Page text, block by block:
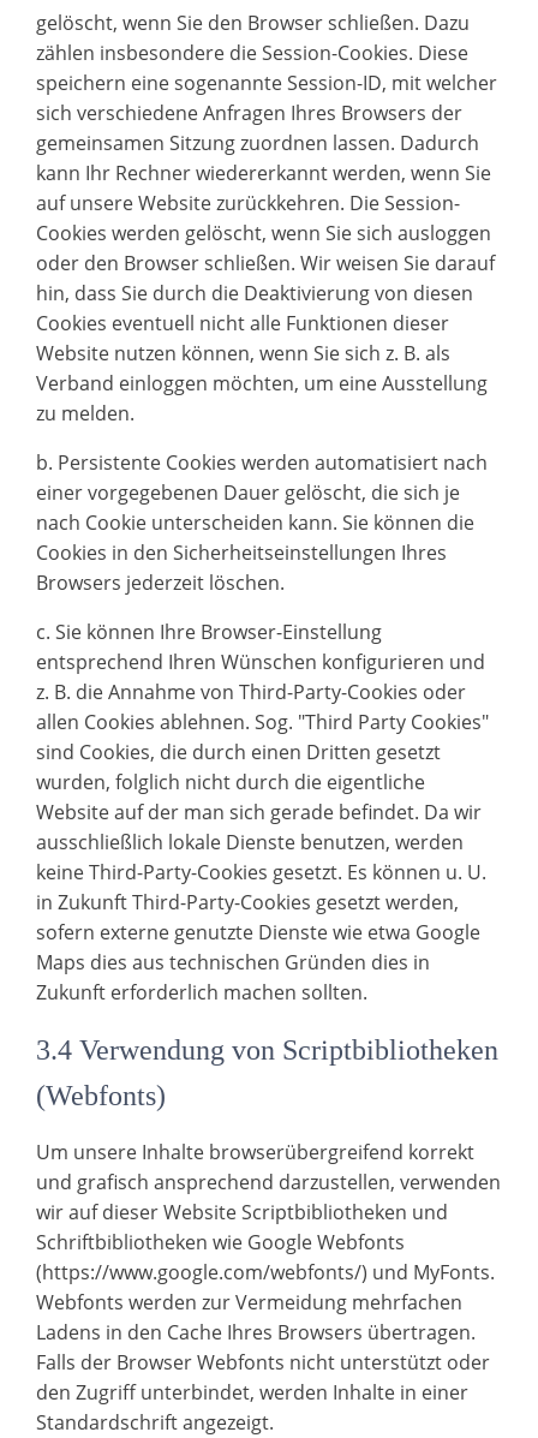
gelöscht, wenn Sie den Browser schließen. Dazu
zählen insbesondere die Session-Cookies. Diese
speichern eine sogenannte Session-ID, mit welcher
sich verschiedene Anfragen Ihres Browsers der
gemeinsamen Sitzung zuordnen lassen. Dadurch
kann Ihr Rechner wiedererkannt werden, wenn Sie
auf unsere Website zurückkehren. Die Session-
Cookies werden gelöscht, wenn Sie sich ausloggen
oder den Browser schließen. Wir weisen Sie darauf
hin, dass Sie durch die Deaktivierung von diesen
Cookies eventuell nicht alle Funktionen dieser
Website nutzen können, wenn Sie sich z. B. als
Verband einloggen möchten, um eine Ausstellung
zu melden.
b. Persistente Cookies werden automatisiert nach
einer vorgegebenen Dauer gelöscht, die sich je
nach Cookie unterscheiden kann. Sie können die
Cookies in den Sicherheitseinstellungen Ihres
Browsers jederzeit löschen.
c. Sie können Ihre Browser-Einstellung
entsprechend Ihren Wünschen konfigurieren und
z. B. die Annahme von Third-Party-Cookies oder
allen Cookies ablehnen. Sog. "Third Party Cookies"
sind Cookies, die durch einen Dritten gesetzt
wurden, folglich nicht durch die eigentliche
Website auf der man sich gerade befindet. Da wir
ausschließlich lokale Dienste benutzen, werden
keine Third-Party-Cookies gesetzt. Es können u. U.
in Zukunft Third-Party-Cookies gesetzt werden,
sofern externe genutzte Dienste wie etwa Google
Maps dies aus technischen Gründen dies in
Zukunft erforderlich machen sollten.
3.4 Verwendung von Scriptbibliotheken
(Webfonts)
Um unsere Inhalte browserübergreifend korrekt
und grafisch ansprechend darzustellen, verwenden
wir auf dieser Website Scriptbibliotheken und
Schriftbibliotheken wie Google Webfonts
(https://www.google.com/webfonts/) und MyFonts.
Webfonts werden zur Vermeidung mehrfachen
Ladens in den Cache Ihres Browsers übertragen.
Falls der Browser Webfonts nicht unterstützt oder
den Zugriff unterbindet, werden Inhalte in einer
Standardschrift angezeigt.